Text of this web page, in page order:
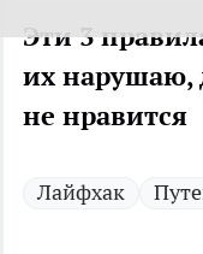
Эти 3
их нарушаю,
не нравится
Лайфхак